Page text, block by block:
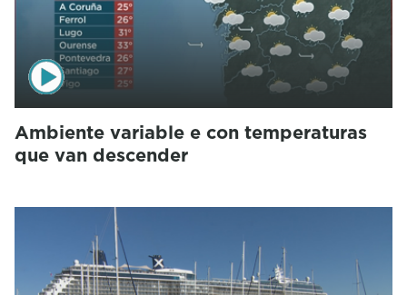
Ambiente variable e con temperaturas
que van descender